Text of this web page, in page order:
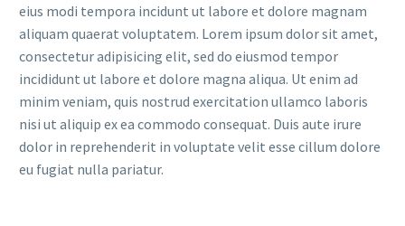
eius modi tempora incidunt ut labore et dolore magnam
aliquam quaerat voluptatem. Lorem ipsum dolor sit amet,
consectetur adipisicing elit, sed do eiusmod tempor
incididunt ut labore et dolore magna aliqua. Ut enim ad
minim veniam, quis nostrud exercitation ullamco laboris
nisi ut aliquip ex ea commodo consequat. Duis aute irure
dolor in reprehenderit in voluptate velit esse cillum dolore
eu fugiat nulla pariatur.